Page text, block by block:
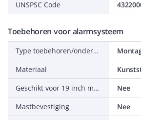
UNSPSC Code
Toebehoren voor alarmsysteem
Type toebehoren/onderdelen
Materiaal
Geschikt voor 19 inch montage
Nee
Mastbevestiging
Nee